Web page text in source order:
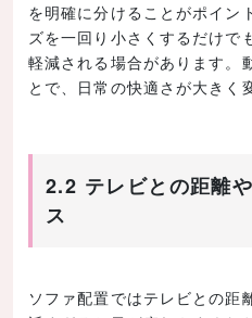
を明確に分けることがポイン
ズを一回り小さくするだけで
軽減される場合があります。
とで、日常の快適さが大きく
2.2 テレビとの距離
ス
ソファ配置ではテレビとの距